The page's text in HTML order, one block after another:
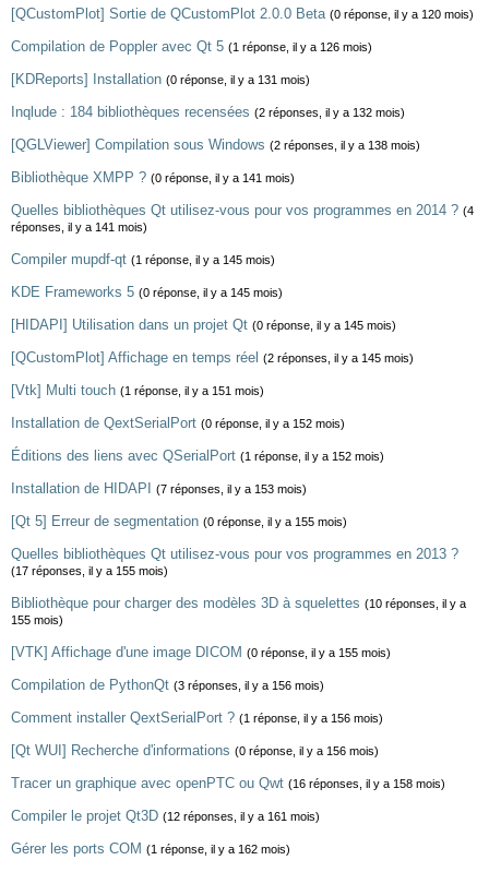
[QCustomPlot] Sortie de QCustomPlot 2.0.0 Beta (0 réponse, il y a 120 mois)
Compilation de Poppler avec Qt 5 (1 réponse, il y a 126 mois)
[KDReports] Installation (0 réponse, il y a 131 mois)
Inqlude : 184 bibliothèques recensées (2 réponses, il y a 132 mois)
[QGLViewer] Compilation sous Windows (2 réponses, il y a 138 mois)
Bibliothèque XMPP ? (0 réponse, il y a 141 mois)
Quelles bibliothèques Qt utilisez-vous pour vos programmes en 2014 ? (4
réponses, il y a 141 mois)
Compiler mupdf-qt (1 réponse, il y a 145 mois)
KDE Frameworks 5 (0 réponse, il y a 145 mois)
[HIDAPI] Utilisation dans un projet Qt (0 réponse, il y a 145 mois)
[QCustomPlot] Affichage en temps réel (2 réponses, il y a 145 mois)
[Vtk] Multi touch (1 réponse, il y a 151 mois)
Installation de QextSerialPort (0 réponse, il y a 152 mois)
Éditions des liens avec QSerialPort (1 réponse, il y a 152 mois)
Installation de HIDAPI (7 réponses, il y a 153 mois)
[Qt 5] Erreur de segmentation (0 réponse, il y a 155 mois)
Quelles bibliothèques Qt utilisez-vous pour vos programmes en 2013 ?
(17 réponses, il y a 155 mois)
Bibliothèque pour charger des modèles 3D à squelettes (10 réponses, il y a
155 mois)
[VTK] Affichage d'une image DICOM (0 réponse, il y a 155 mois)
Compilation de PythonQt (3 réponses, il y a 156 mois)
Comment installer QextSerialPort ? (1 réponse, il y a 156 mois)
[Qt WUI] Recherche d'informations (0 réponse, il y a 156 mois)
Tracer un graphique avec openPTC ou Qwt (16 réponses, il y a 158 mois)
Compiler le projet Qt3D (12 réponses, il y a 161 mois)
Gérer les ports COM (1 réponse, il y a 162 mois)